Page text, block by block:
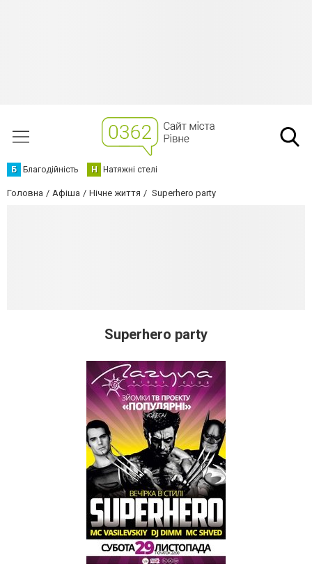
Б Благодійність Н Натяжні стелі
Головна Афіша Нічне життя Superhero party
Superhero party